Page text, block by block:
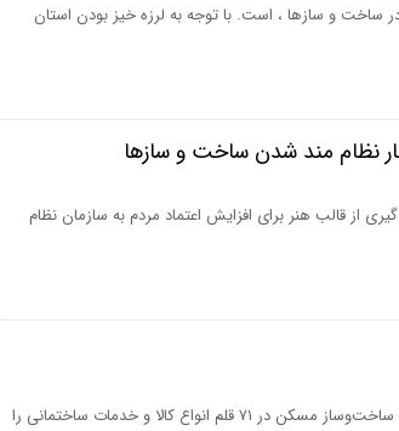
ساخت و سازها ، است. با توجه به لرزه خیز بودن استان
نظام مند شدن ساخت و سازها
از قالب هنر برای افزایش اعتماد مردم به سازمان نظام
مرکز آمار ایران لیست میانگین قیمت و نرخ رشد هزینه‌های ساخت‌و‌ساز مسکن در ۷۱ قلم انواع کالا و خدمات ساختمانی را